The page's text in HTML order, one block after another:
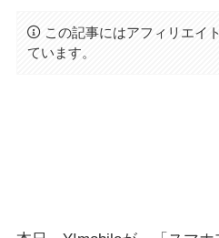
この記事にはアフィリエイ
ています。